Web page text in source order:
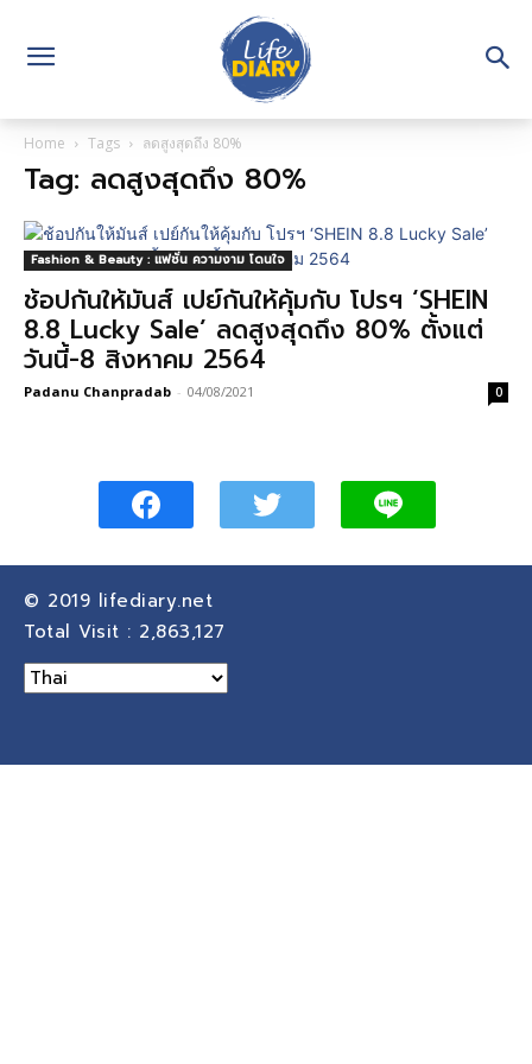
Home Tags ลดสูงสุดถึง 80%
Tag: ลดสูงสุดถึง 80%
Fashion & Beauty : แฟชั่น ความงาม โดนใจ
ช้อปกันให้มันส์ เปย์กันให้คุ้มกับ โปรฯ ‘SHEIN
8.8 Lucky Sale’ ลดสูงสุดถึง 80% ตั้งแต่
วันนี้-8 สิงหาคม 2564
Padanu Chanpradab - 04/08/2021 0
© 2019 lifediary.net
Total Visit : 2,863,127